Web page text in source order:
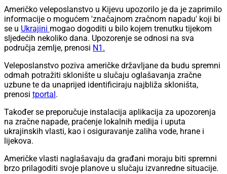
Američko veleposlanstvo u Kijevu upozorilo je da je zaprimilo
informacije o mogućem 'značajnom zračnom napadu' koji bi
se u Ukrajini mogao dogoditi u bilo kojem trenutku tijekom
sljedećih nekoliko dana. Upozorenje se odnosi na sva
područja zemlje, prenosi N1.
Veleposlanstvo poziva američke državljane da budu spremni
odmah potražiti sklonište u slučaju oglašavanja zračne
uzbune te da unaprijed identificiraju najbliža skloništa,
prenosi tportal .
Također se preporučuje instalacija aplikacija za upozorenja
na zračne napade, praćenje lokalnih medija i uputa
ukrajinskih vlasti, kao i osiguravanje zaliha vode, hrane i
lijekova.
Američke vlasti naglašavaju da građani moraju biti spremni
brzo prilagoditi svoje planove u slučaju izvanredne situacije.